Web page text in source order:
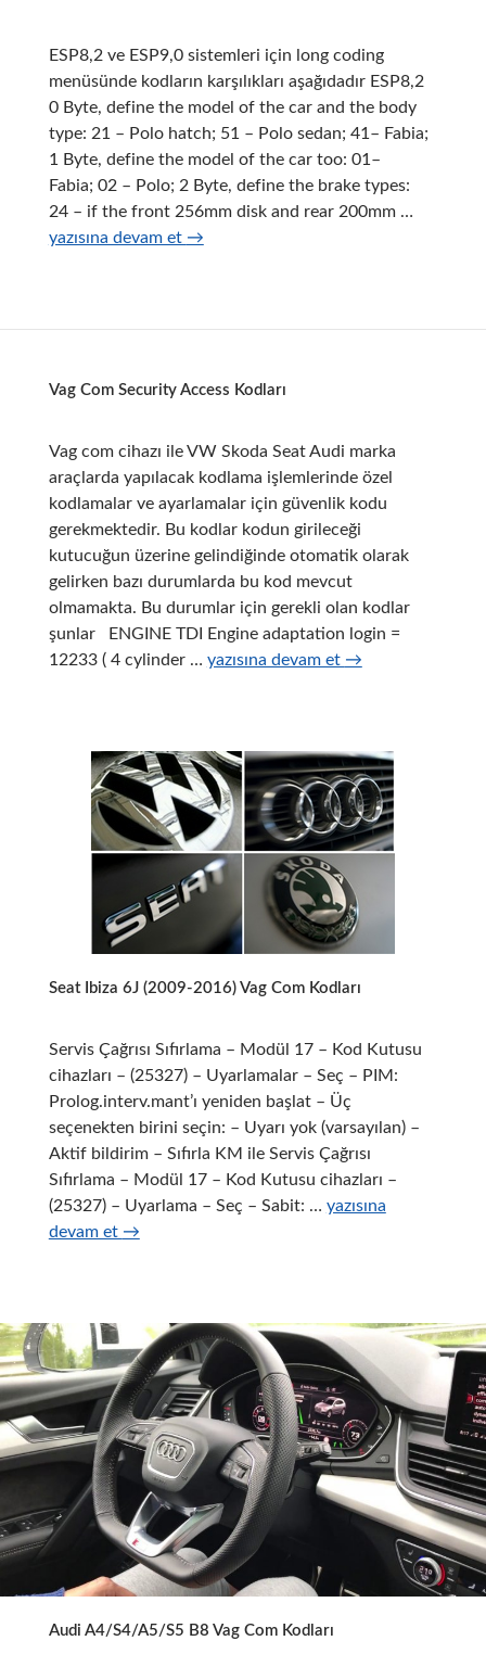
ESP8,2 ve ESP9,0 sistemleri için long coding
menüsünde kodların karşılıkları aşağıdadır ESP8,2
0 Byte, define the model of the car and the body
type: 21 – Polo hatch; 51 – Polo sedan; 41– Fabia;
1 Byte, define the model of the car too: 01–
Fabia; 02 – Polo; 2 Byte, define the brake types:
24 – if the front 256mm disk and rear 200mm …
yazısına devam et →
Vag Com Security Access Kodları
Vag com cihazı ile VW Skoda Seat Audi marka
araçlarda yapılacak kodlama işlemlerinde özel
kodlamalar ve ayarlamalar için güvenlik kodu
gerekmektedir. Bu kodlar kodun girileceği
kutucuğun üzerine gelindiğinde otomatik olarak
gelirken bazı durumlarda bu kod mevcut
olmamakta. Bu durumlar için gerekli olan kodlar
şunlar ENGINE TDI Engine adaptation login =
12233 ( 4 cylinder … Vag
Kodları
yazısına devam et →
Seat Ibiza 6J (2009-2016) Vag Com Kodları
Servis Çağrısı Sıfırlama – Modül 17 – Kod Kutusu
cihazları – (25327) – Uyarlamalar – Seç – PIM:
Prolog.interv.mant’ı yeniden başlat – Üç
seçenekten birini seçin: – Uyarı yok (varsayılan) –
Aktif bildirim – Sıfırla KM ile Servis Çağrısı
Sıfırlama – Modül 17 – Kod Kutusu cihazları –
(25327) – Uyarlama – Seç – Sabit: … Seat
Vag
Com
Kodları
yazısına
devam et →
Audi A4/S4/A5/S5 B8 Vag Com Kodları